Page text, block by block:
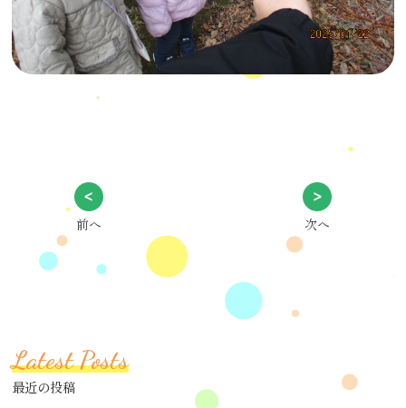
前へ 次へ
Latest Posts
最近の投稿